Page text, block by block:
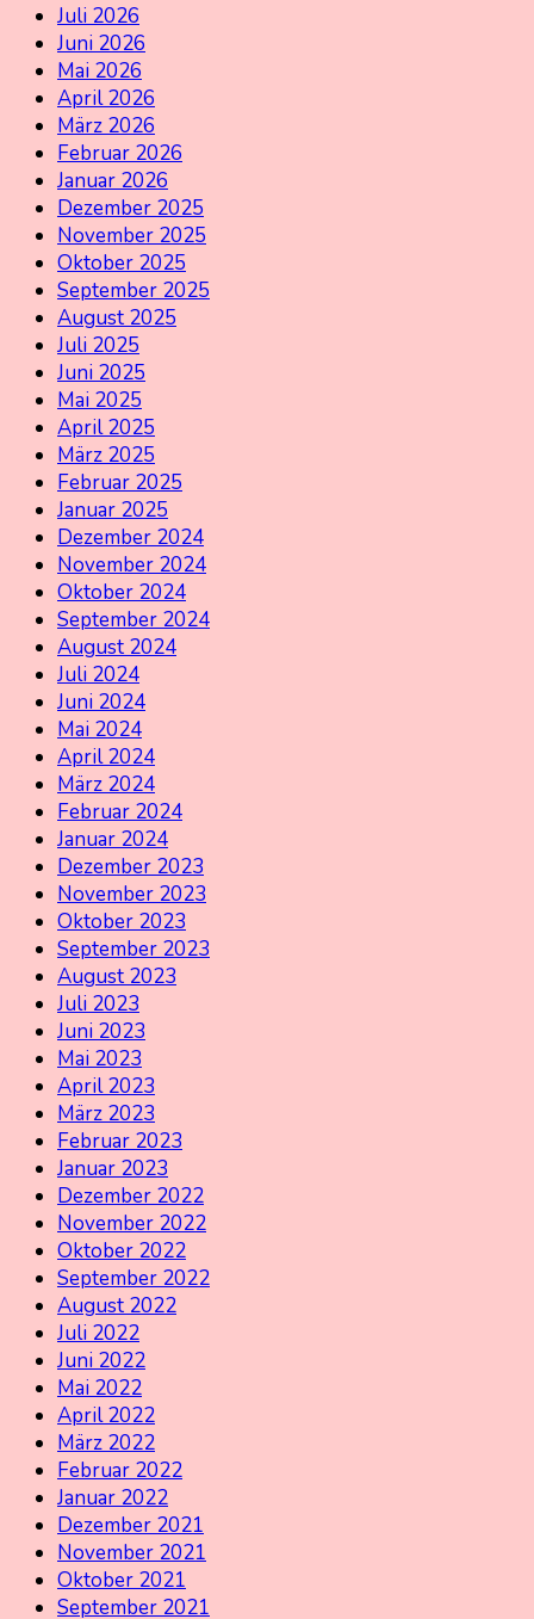
Juli 2026
Juni 2026
Mai 2026
April 2026
März 2026
Februar 2026
Januar 2026
Dezember 2025
November 2025
Oktober 2025
September 2025
August 2025
Juli 2025
Juni 2025
Mai 2025
April 2025
März 2025
Februar 2025
Januar 2025
Dezember 2024
November 2024
Oktober 2024
September 2024
August 2024
Juli 2024
Juni 2024
Mai 2024
April 2024
März 2024
Februar 2024
Januar 2024
Dezember 2023
November 2023
Oktober 2023
September 2023
August 2023
Juli 2023
Juni 2023
Mai 2023
April 2023
März 2023
Februar 2023
Januar 2023
Dezember 2022
November 2022
Oktober 2022
September 2022
August 2022
Juli 2022
Juni 2022
Mai 2022
April 2022
März 2022
Februar 2022
Januar 2022
Dezember 2021
November 2021
Oktober 2021
September 2021